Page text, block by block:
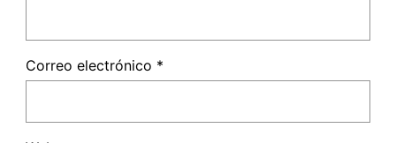
Correo electrónico *